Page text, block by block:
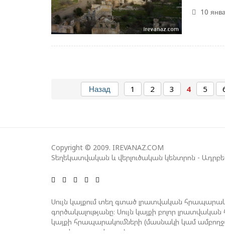
10
Назад 1 2 3 4 5
Copyright © 2009. IREVANAZ.COM
Տեղեկատվական և վերլուծական կենտրոն -
Սույն կայքում տեղ գտած լրատվական
գործակալությանը։ Սույն կայքի բոլոր
կայքի հրապարակումների (մասնակի կամ
գրավոր թույլտվությունը։